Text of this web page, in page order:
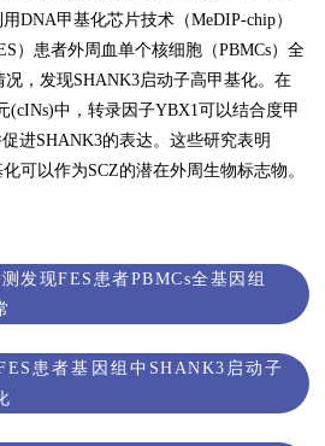
DNA甲基化芯片技术（MeDIP-chip）
）患者外周血单个核细胞（PBMCs）全
，发现SHANK3启动子高甲基化。在
(cINs)中，转录因子YBX1可以结合度甲
进SHANK3的表达。这些研究表明
可以作为SCZ的潜在外周生物标志物。
发现FES患者PBMCs全基因组
患者基因组中SHANK3启动子